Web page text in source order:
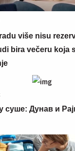
više nisu
bira večeru koja
суше: Дунав и